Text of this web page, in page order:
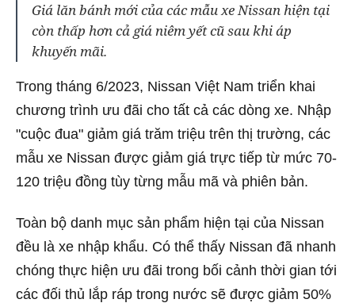
Giá lăn bánh mới của các mẫu xe Nissan hiện tại
còn thấp hơn cả giá niêm yết cũ sau khi áp
khuyến mãi.
Trong tháng 6/2023, Nissan Việt Nam triển khai
chương trình ưu đãi cho tất cả các dòng xe. Nhập
"cuộc đua" giảm giá trăm triệu trên thị trường, các
mẫu xe Nissan được giảm giá trực tiếp từ mức 70-
120 triệu đồng tùy từng mẫu mã và phiên bản.
Toàn bộ danh mục sản phẩm hiện tại của Nissan
đều là xe nhập khẩu. Có thể thấy Nissan đã nhanh
chóng thực hiện ưu đãi trong bối cảnh thời gian tới
các đối thủ lắp ráp trong nước sẽ được giảm 50%